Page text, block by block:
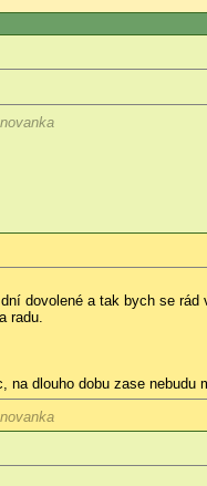
dovolené a tak bych se
radu.
dlouho dobu zase